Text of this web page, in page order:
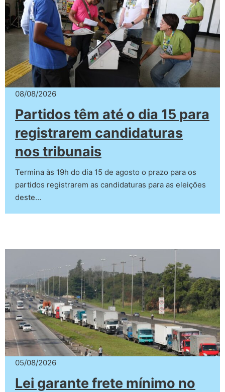
08/08/2026
Partidos têm até o dia 15 para
registrarem candidaturas
nos tribunais
Termina às 19h do dia 15 de agosto o prazo para os
partidos registrarem as candidaturas para as eleições
deste…
05/08/2026
Lei garante frete mínimo no